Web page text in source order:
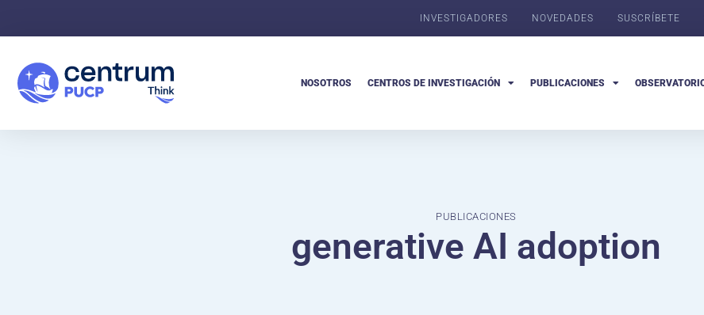
INVESTIGADORES NOVEDADES SUSCRÍBETE
NOSOTROS CENTROS DE INVESTIGACIÓN PUBLICACIONES
PUBLICACIONES
generative AI adoption